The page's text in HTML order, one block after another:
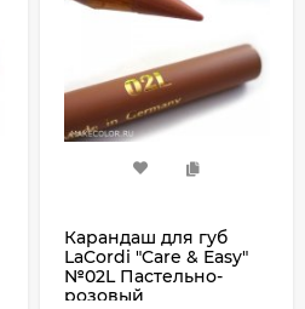
Карандаш для губ
LaCordi "Care & Easy"
№02L Пастельно-
розовый